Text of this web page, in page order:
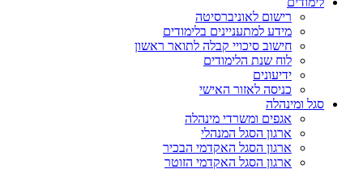
רישום לאוניברסיטה
מידע למתעניינים בלימודים
חישוב סיכויי קבלה לתואר ראשון
לוח שנת הלימודים
ידיעונים
כניסה לאזור האישי
סגל ומינהלה
אגפים ומשרדי מינהלה
ארגון הסגל המנהלי
ארגון הסגל האקדמי הבכיר
ארגון הסגל האקדמי הזוטר